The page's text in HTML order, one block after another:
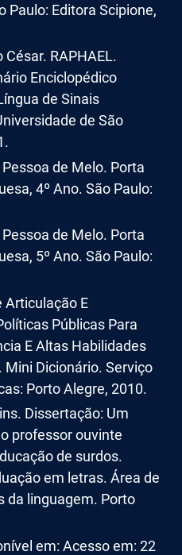
Paulo: Editora Scipione,
César. RAPHAEL.
Enciclopédico
de Sinais
de São
de Melo. Porta
4º Ano. São Paulo:
de Melo. Porta
5º Ano. São Paulo:
Articulação E
Públicas Para
E Altas Habilidades
Mini Dicionário. Serviço
Porto Alegre, 2010.
Dissertação: Um
professor ouvinte
de surdos.
em letras. Área de
da linguagem. Porto
em: Acesso em: 22